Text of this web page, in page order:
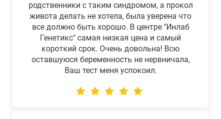
родственники с таким синдромом, а прокол
живота делать не хотела, была уверена что
все должно быть хорошо. В центре "Инлаб
Генетикс" самая низкая цена и самый
короткий срок. Очень довольна! Всю
оставшуюся беременность не нервничала,
Ваш тест меня успокоил.